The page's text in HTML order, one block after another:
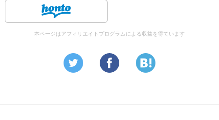
本ページはアフィリエイトプログラムによる収益を得ています